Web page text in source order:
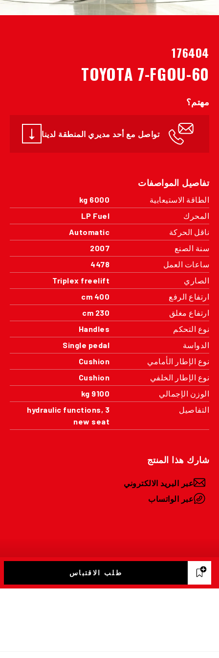
176404
TOYOTA 7-FGOU-60
مهتم؟
تواصل مع أحد مديري المنطقة لدينا
تفاصيل المواصفات
الطاقة الاستيعابية
6000 kg
المحرك
LP Fuel
ناقل الحركة
Automatic
سنة الصنع
2007
ساعات العمل
4478
الصاري
Triplex freelift
ارتفاع الرفع
400 cm
ارتفاع مغلق
230 cm
نوع التحكم
Handles
الدواسة
Single pedal
نوع الإطار الأمامي
Cushion
نوع الإطار الخلفي
Cushion
الوزن الإجمالي
9100 kg
التفاصيل
3 hydraulic functions,
new seat
شارك هذا المنتج
عبر البريد الالكتروني
عبر الواتساب
طلب الاقتباس